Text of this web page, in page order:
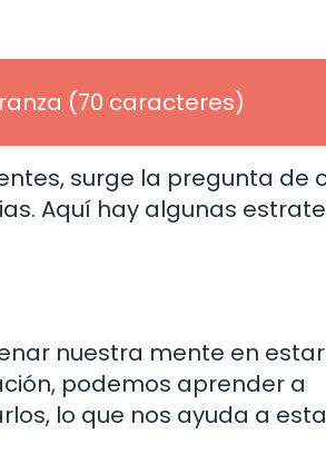
(70 caracteres)
surge la pregunta de
Aquí hay algunas
nuestra mente en estar
podemos aprender a
lo que nos ayuda a